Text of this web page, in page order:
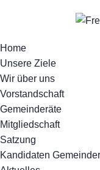
Home
Unsere Ziele
Wir über uns
Vorstandschaft
Gemeinderäte
Mitgliedschaft
Satzung
Kandidaten